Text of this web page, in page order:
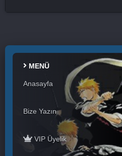
MENÜ
Anasayfa
Bize Yazın
VIP Üyelik